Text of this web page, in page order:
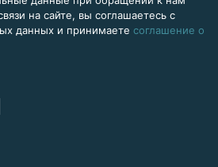
на сайте, вы соглашаетесь с
данных и принимаете соглашение о